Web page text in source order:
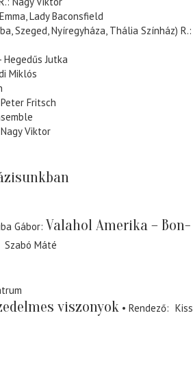
Emma, Lady Baconsfield
Szeged, Nyíregyháza, Thália Színház) R.:
Hegedűs Jutka
Miklós
Fritsch
Viktor
Gábor Valahol Amerika – Bon-
Szabó Máté
viszonyok Rendező
Kiss